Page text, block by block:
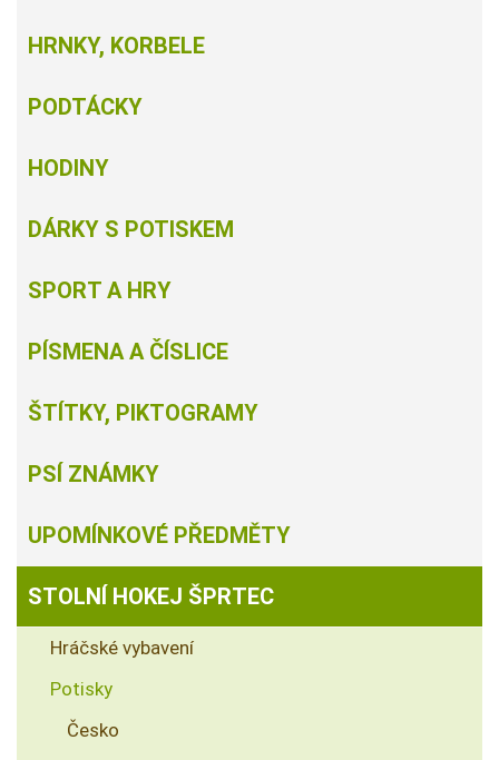
HRNKY, KORBELE
PODTÁCKY
HODINY
DÁRKY S POTISKEM
SPORT A HRY
PÍSMENA A ČÍSLICE
ŠTÍTKY, PIKTOGRAMY
PSÍ ZNÁMKY
UPOMÍNKOVÉ PŘEDMĚTY
STOLNÍ HOKEJ ŠPRTEC
Hráčské vybavení
Potisky
Česko